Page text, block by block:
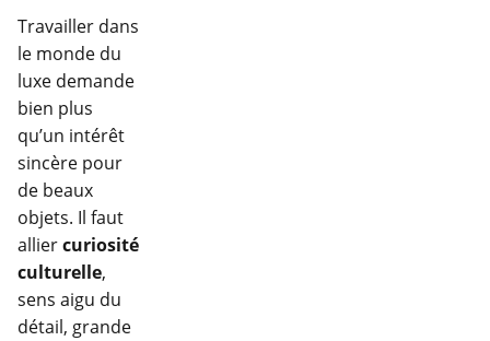
Travailler dans
le monde du
luxe demande
bien plus
qu’un intérêt
sincère pour
de beaux
objets. Il faut
alliercuriosité
culturelle,
sens aigu du
détail, grande